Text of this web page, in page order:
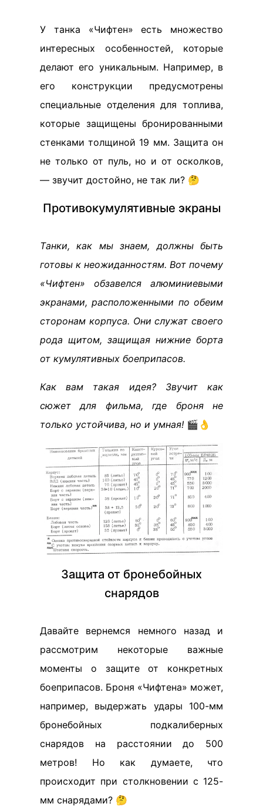
У танка «Чифтен» есть множество
интересных особенностей, которые
делают его уникальным. Например, в
его конструкции предусмотрены
специальные отделения для топлива,
которые защищены бронированными
стенками толщиной 19 мм. Защита он
не только от пуль, но и от осколков,
— звучит достойно, не так ли? 🤔
Противокумулятивные экраны
Tанки, как мы знаем, должны быть
готовы к неожиданностям. Вот почему
«Чифтен» обзавелся алюминиевыми
экранами, расположенными по обеим
сторонам корпуса. Они служат своего
рода щитом, защищая нижние борта
от кумулятивных боеприпасов.
Как вам такая идея? Звучит как
сюжет для фильма, где броня не
только устойчива, но и умная! 🎬👌
Защита от бронебойных
снарядов
Давайте вернемся немного назад и
рассмотрим некоторые важные
моменты о защите от конкретных
боеприпасов. Броня «Чифтена» может,
например, выдержать удары 100-мм
бронебойных подкалиберных
снарядов на расстоянии до 500
метров! Но как думаете, что
происходит при столкновении с 125-
мм снарядами? 🤔